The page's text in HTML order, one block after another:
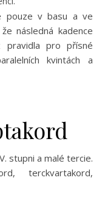
pouze v basu a ve
následná kadence
pro přísné
kvintách a
stupni a malé tercie.
terckvartakord,